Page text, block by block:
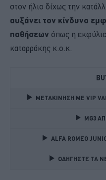
στον ήλιο δίχως την
αυξάνει τον κίνδυνο
παθήσεων όπως η
καταρράκης κ.ο.κ.
ΜΕΤΑΚΙΝΗΣΗ ΜΕ VIP
MG3
ALFA ROMEO
ΟΔΗΓΗΣΤΕ ΤΑ